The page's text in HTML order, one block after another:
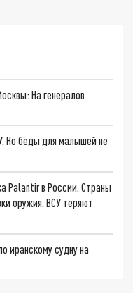
На генералов
Но беды для малышей не
Palantir в России. Страны
оружия. ВСУ теряют
иранскому судну на